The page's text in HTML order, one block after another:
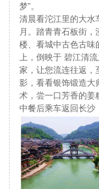
梦”。
清晨看沱江里的大水
月。踏青青石板街
楼、看城中古色古味
上，倒映于 碧江清
家，让您流连往返，
影，看看银饰锻造大
术，尝一口芳香的姜
中餐后乘车返回长沙